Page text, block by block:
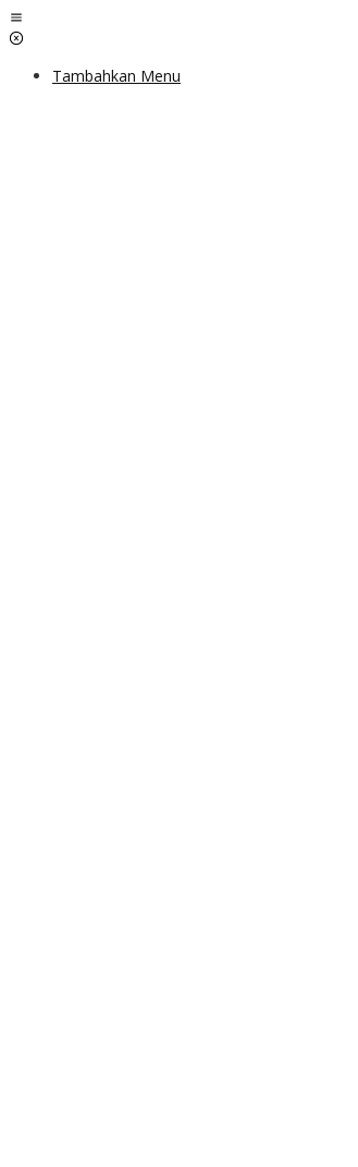
Lewati
ke
Tambahkan Menu